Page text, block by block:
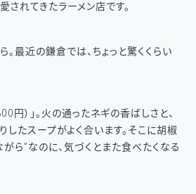
されてきたラーメン店です。
最近の鎌倉では、ちょっと驚くくらい
円）」。火の通ったネギの香ばしさと、
したスープがよく合います。そこに胡椒
がら”なのに、気づくとまた食べたくなる